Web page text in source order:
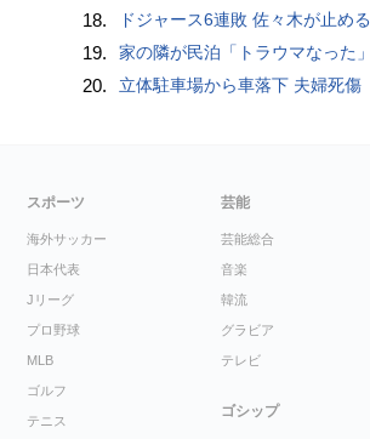
18. ドジャース6連敗 佐々木が止める
19. 家の隣が民泊「トラウマなった」
20. 立体駐車場から車落下 夫婦死傷
スポーツ
海外サッカー
日本代表
Jリーグ
プロ野球
MLB
ゴルフ
テニス
芸能
芸能総合
音楽
韓流
グラビア
テレビ
ゴシップ